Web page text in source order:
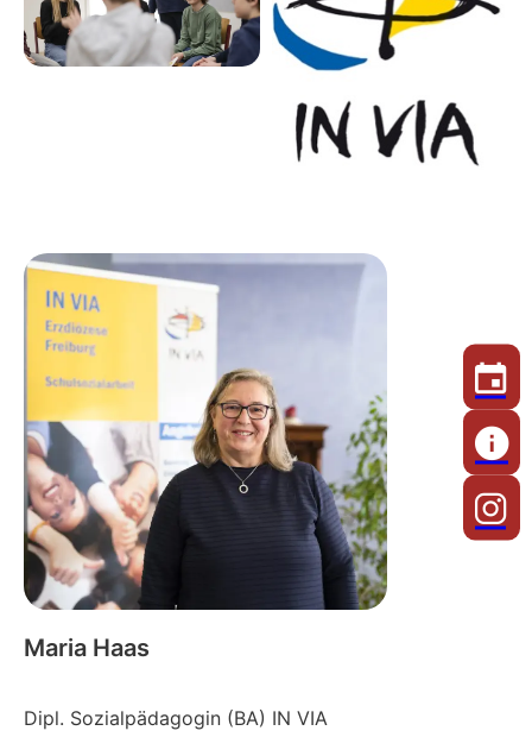
Maria Haas
Dipl. Sozialpädagogin (BA) IN VIA